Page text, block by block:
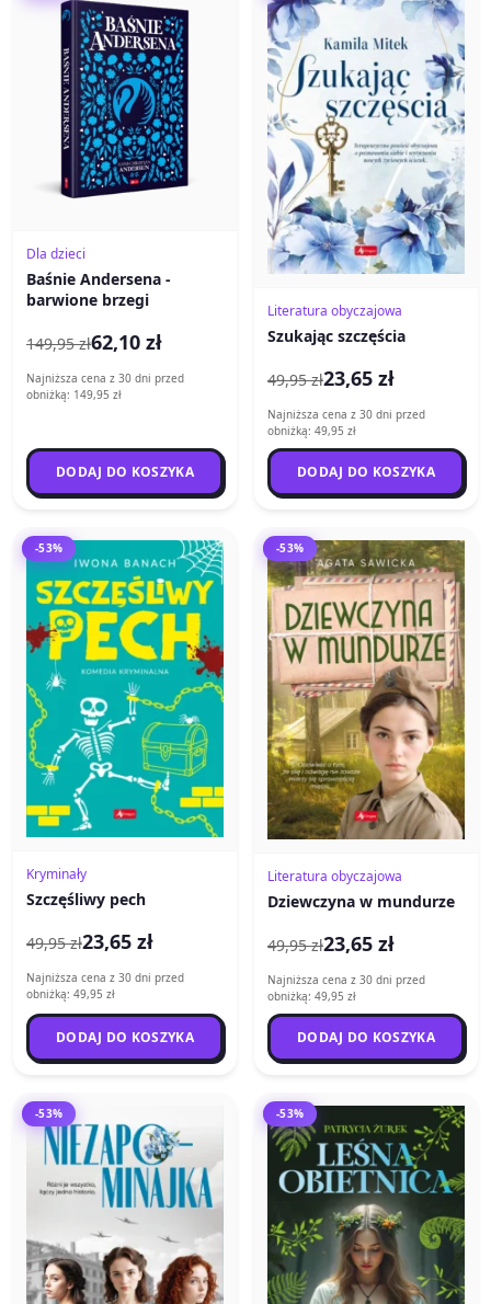
Dla dzieci
Baśnie Andersena -
barwione brzegi
149,95 zł62,10 zł
Najniższa cena z 30 dni przed
obniżką: 149,95 zł
DODAJ DO KOSZYKA
Literatura obyczajowa
Szukając szczęścia
49,95 zł23,65 zł
Najniższa cena z 30 dni przed
obniżką: 49,95 zł
DODAJ DO KOSZYKA
-53%
Kryminały
Szczęśliwy pech
49,95 zł23,65 zł
Najniższa cena z 30 dni przed
obniżką: 49,95 zł
DODAJ DO KOSZYKA
-53%
Literatura obyczajowa
Dziewczyna w mundurze
49,95 zł23,65 zł
Najniższa cena z 30 dni przed
obniżką: 49,95 zł
DODAJ DO KOSZYKA
-53% -53%